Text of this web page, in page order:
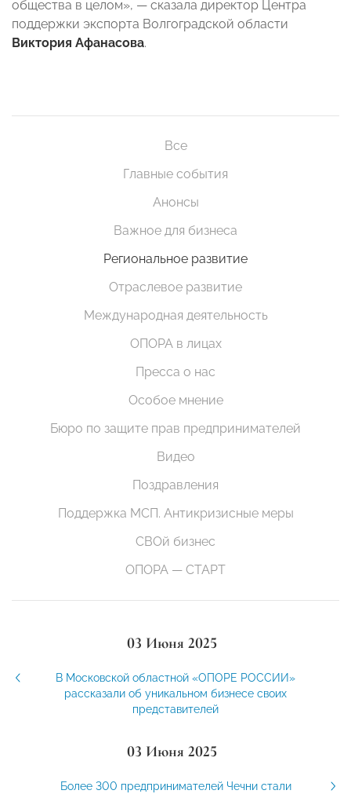
общества в целом», — сказала директор Центра
поддержки экспорта Волгоградской области
Виктория Афанасова.
Все
Главные события
Анонсы
Важное для бизнеса
Региональное развитие
Отраслевое развитие
Международная деятельность
ОПОРА в лицах
Пресса о нас
Особое мнение
Бюро по защите прав предпринимателей
Видео
Поздравления
Поддержка МСП. Антикризисные меры
СВОй бизнес
ОПОРА — СТАРТ
03 Июня 2025
В Московской областной «ОПОРЕ РОССИИ»
рассказали об уникальном бизнесе своих
представителей
03 Июня 2025
Более 300 предпринимателей Чечни стали